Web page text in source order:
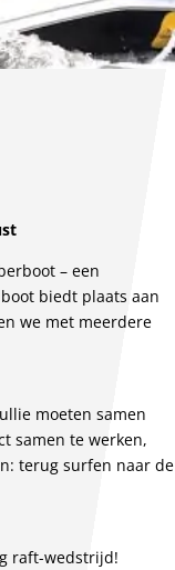
– een
biedt plaats aan
we met meerdere
moeten samen
samen te werken,
terug surfen naar de
raft-wedstrijd!